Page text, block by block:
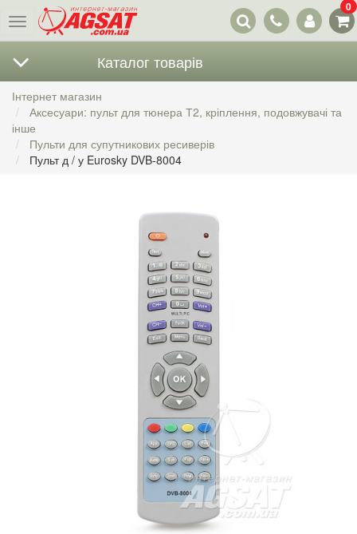
Меню
Наші
контакти
0
Каталог товарів
Інтернет магазин
Аксесуари: пульт для тюнера Т2, кріплення, подовжувачі та
інше
Пульти для супутникових ресиверів
Пульт д / у Eurosky DVB-8004